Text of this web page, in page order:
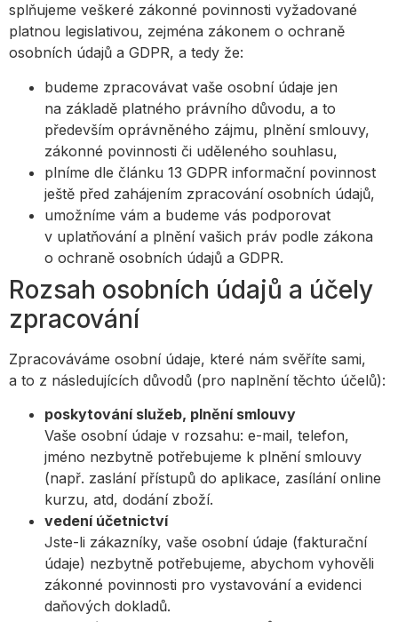
splňujeme veškeré zákonné povinnosti vyžadované
platnou legislativou, zejména zákonem o ochraně
osobních údajů a GDPR, a tedy že:
budeme zpracovávat vaše osobní údaje jen
na základě platného právního důvodu, a to
především oprávněného zájmu, plnění smlouvy,
zákonné povinnosti či uděleného souhlasu,
plníme dle článku 13 GDPR informační povinnost
ještě před zahájením zpracování osobních údajů,
umožníme vám a budeme vás podporovat
v uplatňování a plnění vašich práv podle zákona
o ochraně osobních údajů a GDPR.
Rozsah osobních údajů a účely
zpracování
Zpracováváme osobní údaje, které nám svěříte sami,
a to z následujících důvodů (pro naplnění těchto účelů):
poskytování služeb, plnění smlouvy
Vaše osobní údaje v rozsahu: e-mail, telefon,
jméno nezbytně potřebujeme k plnění smlouvy
(např. zaslání přístupů do aplikace, zasílání online
kurzu, atd, dodání zboží.
vedení účetnictví
Jste-li zákazníky, vaše osobní údaje (fakturační
údaje) nezbytně potřebujeme, abychom vyhověli
zákonné povinnosti pro vystavování a evidenci
daňových dokladů.